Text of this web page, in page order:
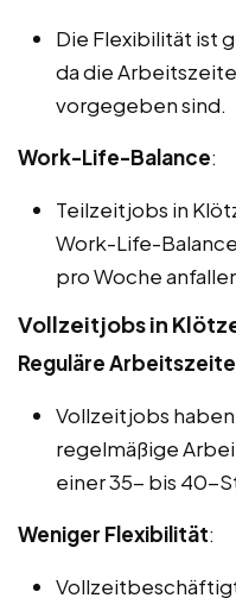
Die Flexibilität ist
da die
vorgegeben sind.
Work-Life-Balance:
Teilzeitjobs in
Work-Life-
pro Woche
Vollzeitjobs in
Reguläre
Vollzeitjobs
regelmäßige
einer 35- bis 40-
Weniger Flexibilität: